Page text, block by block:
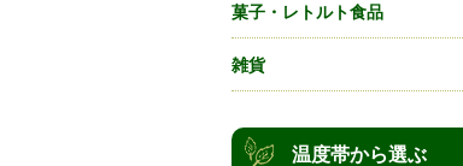
菓子・レトルト食品
雑貨
温度帯から選ぶ